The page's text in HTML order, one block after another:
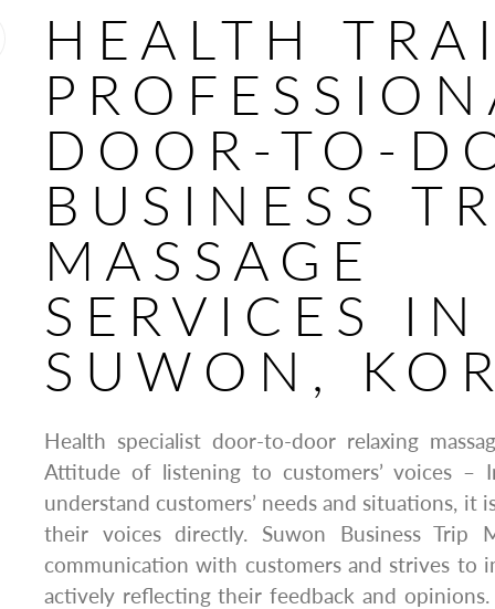
HEALTH
DOOR-TO-
BUSINESS
MASSAGE
SERVICES IN
SUWON,
Health specialist door-to-door relaxing
Attitude of listening to customers’ voices –
understand customers’ needs and situations, it
their voices directly. Suwon Business Trip
communication with customers and strives to
actively reflecting their feedback and